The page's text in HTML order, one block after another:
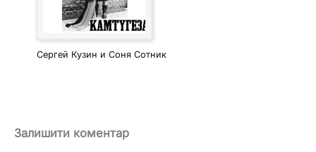
Сергей Кузин и Соня Сотник
Залишити коментар